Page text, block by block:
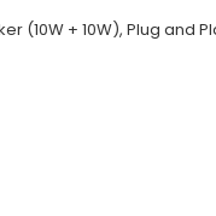
(10W + 10W), Plug and